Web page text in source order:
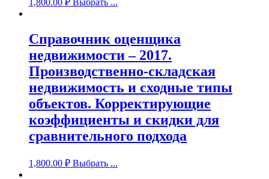
1,800.00 ₽ Выбрать ...
Справочник оценщика
недвижимости – 2017.
Производственно-складская
недвижимость и сходные типы
объектов. Корректирующие
коэффициенты и скидки для
сравнительного подхода
1,800.00 ₽ Выбрать ...